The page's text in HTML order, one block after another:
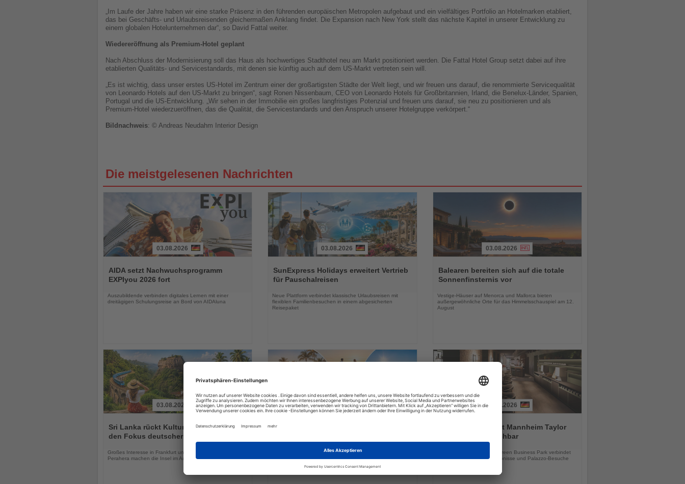
„Im Laufe der Jahre haben wir eine starke Präsenz in den führenden europäischen Metropolen aufgebaut und ein vielfältiges Portfolio an Hotelmarken etabliert,
das bei Geschäfts- und Urlaubsreisenden gleichermaßen Anklang findet. Die Expansion nach New York stellt das nächste Kapitel in unserer Entwicklung zu
einem globalen Hotelunternehmen dar“, so David Fattal weiter.
Wiedereröffnung als Premium-Hotel geplant
Nach Abschluss der Modernisierung soll das Haus als hochwertiges Stadthotel neu am Markt positioniert werden. Die Fattal Hotel Group setzt dabei auf ihre
etablierten Qualitäts- und Servicestandards, mit denen sie künftig auch auf dem US-Markt vertreten sein will.
„Es ist wichtig, dass unser erstes US-Hotel im Zentrum einer der großartigsten Städte der Welt liegt, und wir freuen uns darauf, die renommierte Servicequalität
von Leonardo Hotels auf den US-Markt zu bringen“, sagt Ronen Nissenbaum, CEO von Leonardo Hotels für Großbritannien, Irland, die Benelux-Länder, Spanien,
Portugal und die US-Entwicklung. „Wir sehen in der Immobilie ein großes langfristiges Potenzial und freuen uns darauf, sie neu zu positionieren und als
Premium-Hotel wiederzueröffnen, das die Qualität, die Servicestandards und den Anspruch unserer Hotelgruppe verkörpert.“
Bildnachweis: © Andreas Neudahm Interior Design
Die meistgelesenen Nachrichten
Sie
die
Nachrichten
03.08.2026
AIDA setzt Nachwuchsprogramm
EXPIyou 2026 fort
Auszubildende verbinden digitales Lernen mit einer
dreitägigen Schulungsreise an Bord von AIDAluna
Sie
die
03.08.2026
SunExpress Holidays erweitert Vertrieb
für Pauschalreisen
Neue Plattform verbindet klassische Urlaubsreisen mit
flexiblen Familienbesuchen in einem abgesicherten
Reisepaket
Sie
die
03.08.2026
Balearen bereiten sich auf die totale
Sonnenfinsternis vor
Vestige-Häuser auf Menorca und Mallorca bieten
außergewöhnliche Orte für das Himmelsschauspiel am 12.
August
Sie
die
03.08.2026
Sri Lanka rückt Kultur und Vielfalt in
den Fokus deutscher Urlauber
Großes Interesse in Frankfurt und das Kandy Esala
Perahera machen die Insel im August besonders attraktiv
Sie
Nachrichten
03.08.2026
DERTOUR Hotels & Resorts bauen
Neue Hotels, innovative Konzepte und zusätzliche
Erlebnisse erweitern das Markenportfolio für die
Wintersaison 2026/27
Nachrichten
03.08.2026
Essential by Dorint Mannheim Taylor
Park ab sofort buchbar
Das neue Hotel im Taylor Green Business Park verbindet
Geschäftsreisen, Stadterlebnisse und Palazzo-Besuche